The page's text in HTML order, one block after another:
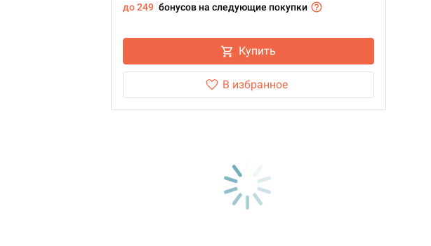
до 249 бонусов на следующие покупки
Купить
В избранное